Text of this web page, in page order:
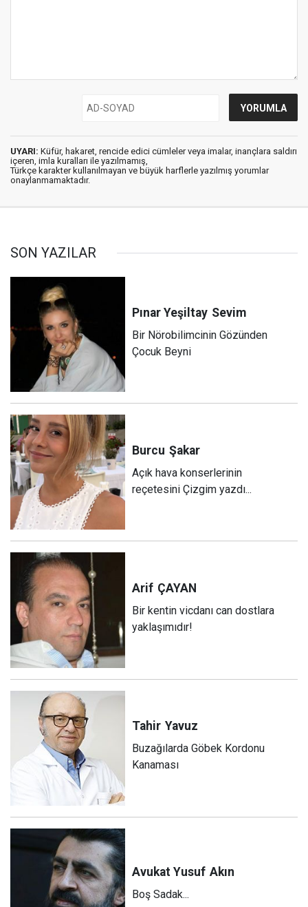
UYARI: Küfür, hakaret, rencide edici cümleler veya imalar, inançlara saldırı
içeren, imla kuralları ile yazılmamış,
Türkçe karakter kullanılmayan ve büyük harflerle yazılmış yorumlar
onaylanmamaktadır.
SON YAZILAR
Pınar Yeşiltay Sevim
Bir Nörobilimcinin Gözünden
Çocuk Beyni
Burcu Şakar
Açık hava konserlerinin
reçetesini Çizgim yazdı...
Arif ÇAYAN
Bir kentin vicdanı can dostlara
yaklaşımıdır!
Tahir Yavuz
Buzağılarda Göbek Kordonu
Kanaması
Avukat Yusuf Akın
Boş Sadak...